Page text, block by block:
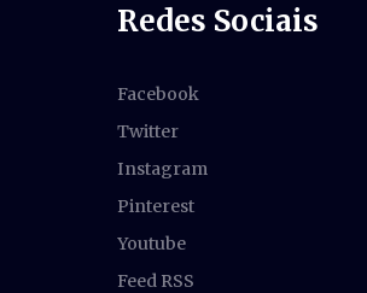
Redes Sociais
Facebook
Twitter
Instagram
Pinterest
Youtube
Feed RSS